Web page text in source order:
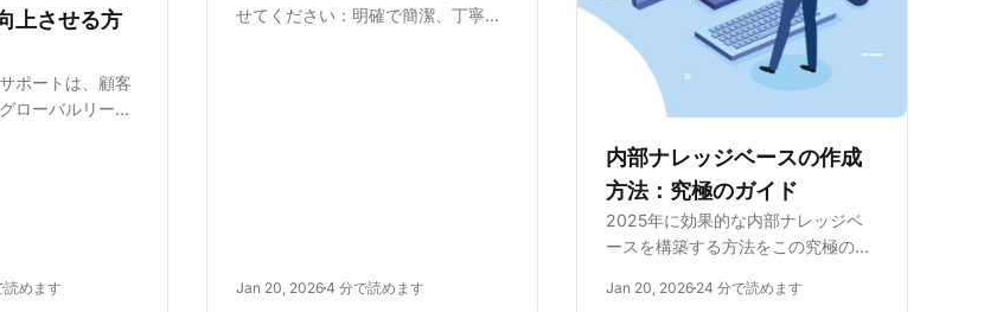
上させる方
ポートは、顧客
ローバルリーチ
読めます
せてください：明確で簡潔、丁寧で
Jan 20, 20264 分で読めます
内部ナレッジベースの作成
方法：究極のガイド
2025年に効果的な内部ナレッジベ
ースを構築する方法をこの究極のガ
トとベストプラクティスで効率性を
Jan 20, 2026 24 分で読めます